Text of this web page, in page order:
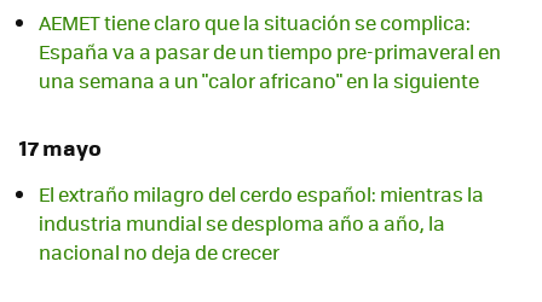
AEMET tiene claro que la situación se complica:
España va a pasar de un tiempo pre-primaveral en
una semana a un "calor africano" en la siguiente
17 mayo
El extraño milagro del cerdo español: mientras la
industria mundial se desploma año a año, la
nacional no deja de crecer